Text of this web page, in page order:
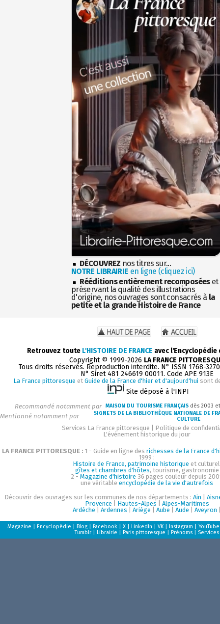
DÉCOUVREZ nos titres sur...
NOTRE LIBRAIRIE en ligne (cliquez ici)
Rééditions entièrement recomposéeset
préservant la qualité des illustrations
d'origine, nos ouvrages sont consacrés à la
petite et la grande Histoire de France
Retrouvez toute L'HISTOIRE DE FRANCE avec
Copyright © 1999-2026 LA FRANCE
Tous droits réservés. Reproduction interdite. N° ISSN 1768-
N° Siret 481 246619 00011. Code APE 913E
La France pittoresque et Guide de la France d'hier et d'aujourd'hui sont
Site déposé à l'INPI
Recommandé notamment par MAISON DU TOURISME FRANÇAIS dès 2003
Mentionné notamment par
SIGNETS DE LA BIBLIOTHÈQUE NATIONALE DE
CULTURE
Services La France pittoresque
Politique de
L'événement historique du jour
LA FRANCE PITTORESQUE : 1 - Guide en ligne des richesses de la France
1999 :
Histoire de France, patrimoine historique et
gîtes et chambres d'hôtes, tourisme, gastronomie
2 - Magazine d'histoire 36 pages couleur depuis
une véritableencyclopédie de la vie d'autrefois
Découvrir des ouvrages sur les communes de nos départements :Ain |
Provence
Hautes-Alpes
Alpes-Maritimes
Ardèche |Ardennes |Ariège |Aube |Aude |Aveyron
Magazine |Encyclopédie |Blog |Facebook |X |LinkedIn |VK |Instagram |YouTube
Tumblr |Librairie |Paris pittoresque |Prénoms Services